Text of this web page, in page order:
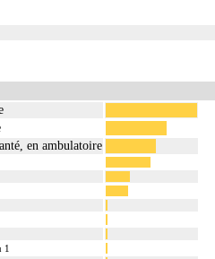
en ambulatoire
1